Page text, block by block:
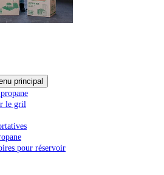
principal
le gril
pour réservoir